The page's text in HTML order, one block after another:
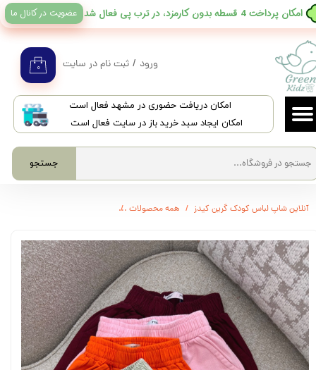
​امکان دریافت حضوری در مشهد فعال است
امکان ایجاد سبد خرید باز در سایت فعال است
جستجو
۰ ورود / ثبت نام در سایت
حساب کاربری من
تغییر گذر واژه
سفارشات
خروج از حساب کاربری
​امکان پرداخت 4 قسطه بدون کارمزد، در ترب پی فعال شد عضویت در کانال ما
آنلاین شاپ لباس کودک گرین کیدز همه محصولات